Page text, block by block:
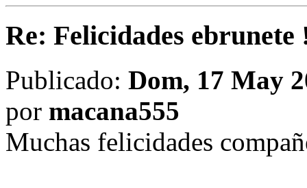
Re: Felicidades ebrunete
Publicado: Dom, 17 May
por macana555
Muchas felicidades